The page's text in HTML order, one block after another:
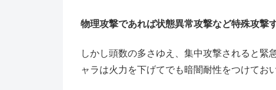
物理攻撃であれば状態異常攻撃など特殊攻撃
しかし頭数の多さゆえ、集中攻撃されると緊
ャラは火力を下げてでも暗闇耐性をつけてお